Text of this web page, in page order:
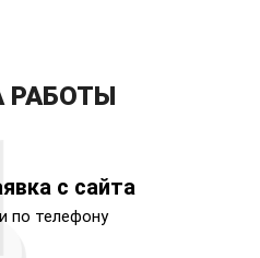
РАБОТЫ
с сайта
по телефону